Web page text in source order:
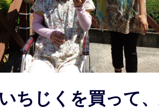
ちじくを買って